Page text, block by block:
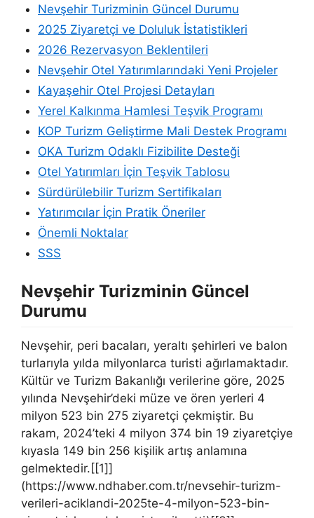
Nevşehir Turizminin Güncel Durumu
2025 Ziyaretçi ve Doluluk İstatistikleri
2026 Rezervasyon Beklentileri
Nevşehir Otel Yatırımlarındaki Yeni Projeler
Kayaşehir Otel Projesi Detayları
Yerel Kalkınma Hamlesi Teşvik Programı
KOP Turizm Geliştirme Mali Destek Programı
OKA Turizm Odaklı Fizibilite Desteği
Otel Yatırımları İçin Teşvik Tablosu
Sürdürülebilir Turizm Sertifikaları
Yatırımcılar İçin Pratik Öneriler
Önemli Noktalar
SSS
Nevşehir Turizminin Güncel
Durumu
Nevşehir, peri bacaları, yeraltı şehirleri ve balon
turlarıyla yılda milyonlarca turisti ağırlamaktadır.
Kültür ve Turizm Bakanlığı verilerine göre, 2025
yılında Nevşehir’deki müze ve ören yerleri 4
milyon 523 bin 275 ziyaretçi çekmiştir. Bu
rakam, 2024’teki 4 milyon 374 bin 19 ziyaretçiye
kıyasla 149 bin 256 kişilik artış anlamına
gelmektedir.[[1]]
(https://www.ndhaber.com.tr/nevsehir-turizm-
verileri-aciklandi-2025te-4-milyon-523-bin-